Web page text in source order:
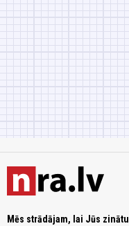
Mēs strādājam, lai Jūs zinātu